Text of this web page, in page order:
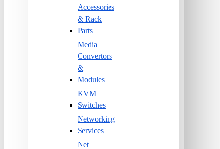
Accessories
& Rack
Parts
Media
Convertors
&
Modules
KVM
Switches
Networking
Services
Net